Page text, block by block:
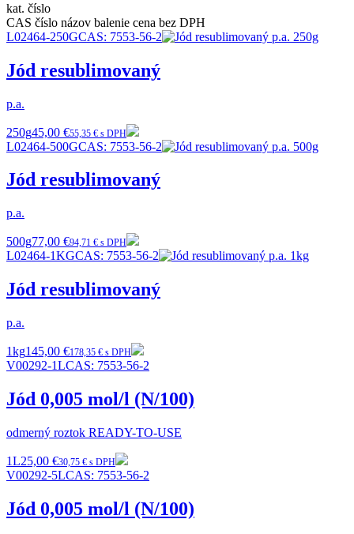
kat. číslo
CAS číslo názov balenie cena bez DPH
L02464-250GCAS: 7553-56-2
Jód resublimovaný
p.a.
250g45,00 €55,35 € s DPH
L02464-500GCAS: 7553-56-2
Jód resublimovaný
p.a.
500g77,00 €94,71 € s DPH
L02464-1KGCAS: 7553-56-2
Jód resublimovaný
p.a.
1kg145,00 €178,35 € s DPH
V00292-1LCAS: 7553-56-2
Jód 0,005 mol/l (N/100)
odmerný roztok READY-TO-USE
1L25,00 €30,75 € s DPH
V00292-5LCAS: 7553-56-2
Jód 0,005 mol/l (N/100)